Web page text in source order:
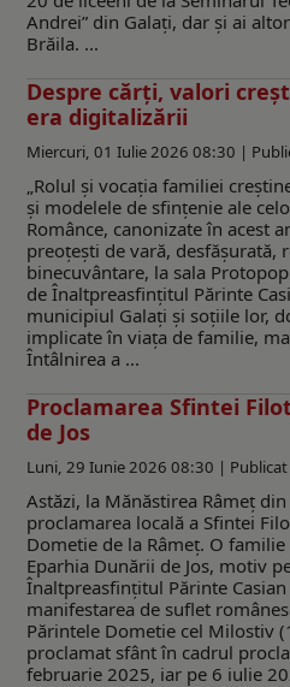
Andrei” din Galați, dar și ai
Brăila. ...
Despre cărţi, valori
era digitalizării
Miercuri, 01 Iulie 2026 08:30 |
„Rolul și vocația familiei
și modelele de sfințenie ale
Românce, canonizate în acest
preoțești de vară, desfășurată,
binecuvântare, la sala
de Înaltpreasfințitul Părinte
municipiul Galați și soțiile lor,
implicate în viața de familie,
Întâlnirea a ...
Proclamarea Sfintei
de Jos
Luni, 29 Iunie 2026 08:30 |
Astăzi, la Mănăstirea Râmeț
proclamarea locală a Sfintei
Dometie de la Râmeț. O
Eparhia Dunării de Jos, motiv
Înaltpreasfințitul Părinte
manifestarea de suflet
Părintele Dometie cel Milostiv
proclamat sfânt în cadrul
februarie 2025, iar pe 6 iulie